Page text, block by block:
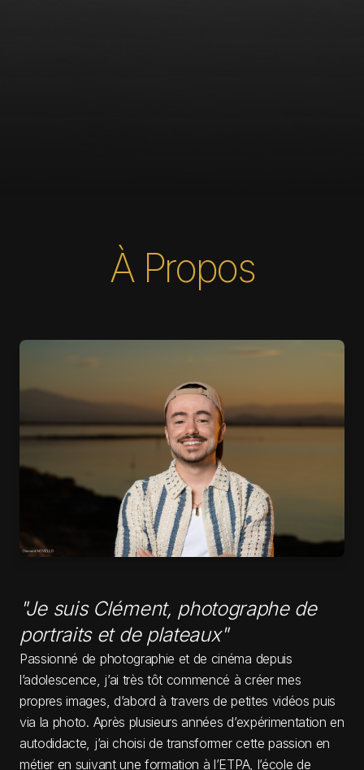
À Propos
"Je suis Clément, photographe de
portraits et de plateaux"
Passionné de photographie et de cinéma depuis
l’adolescence, j’ai très tôt commencé à créer mes
propres images, d’abord à travers de petites vidéos puis
via la photo. Après plusieurs années d’expérimentation en
autodidacte, j’ai choisi de transformer cette passion en
métier en suivant une formation à l’ETPA, l’école de